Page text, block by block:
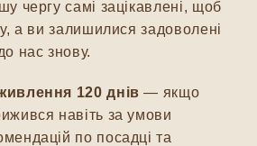
чергу самі зацікавлені, щоб
а ви залишилися задоволені
нас знову.
120 днів — якщо
навіть за умови
по посадці та